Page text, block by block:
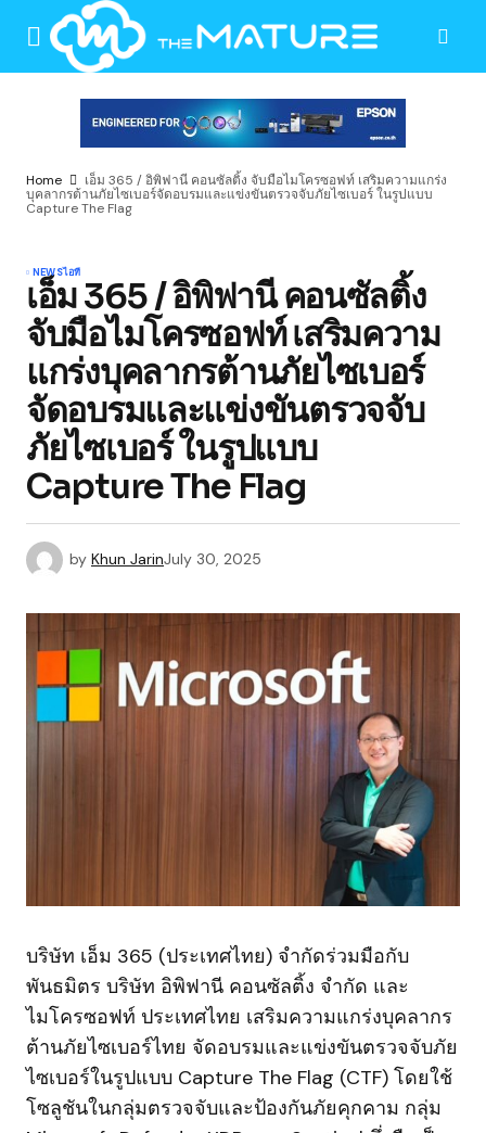
Home
เอ็ม 365 / อิพิฟานี คอนซัลติ้ง จับมือไมโครซอฟท์ เสริมความแกร่ง
บุคลากรต้านภัยไซเบอร์จัดอบรมและแข่งขันตรวจจับภัยไซเบอร์ ในรูปแบบ
Capture The Flag
NEWSไอที
เอ็ม 365 / อิพิฟานี คอนซัลติ้ง
จับมือไมโครซอฟท์ เสริมความ
แกร่งบุคลากรต้านภัยไซเบอร์
จัดอบรมและแข่งขันตรวจจับ
ภัยไซเบอร์ ในรูปแบบ
Capture The Flag
by Khun JarinJuly 30, 2025
บริษัท เอ็ม 365 (ประเทศไทย) จำกัดร่วมมือกับ
พันธมิตร บริษัท อิพิฟานี คอนซัลติ้ง จำกัด และ
ไมโครซอฟท์ ประเทศไทย เสริมความแกร่งบุคลากร
ต้านภัยไซเบอร์ไทย จัดอบรมและแข่งขันตรวจจับภัย
ไซเบอร์ในรูปแบบ Capture The Flag (CTF) โดยใช้
โซลูชันในกลุ่มตรวจจับและป้องกันภัยคุกคาม กลุ่ม